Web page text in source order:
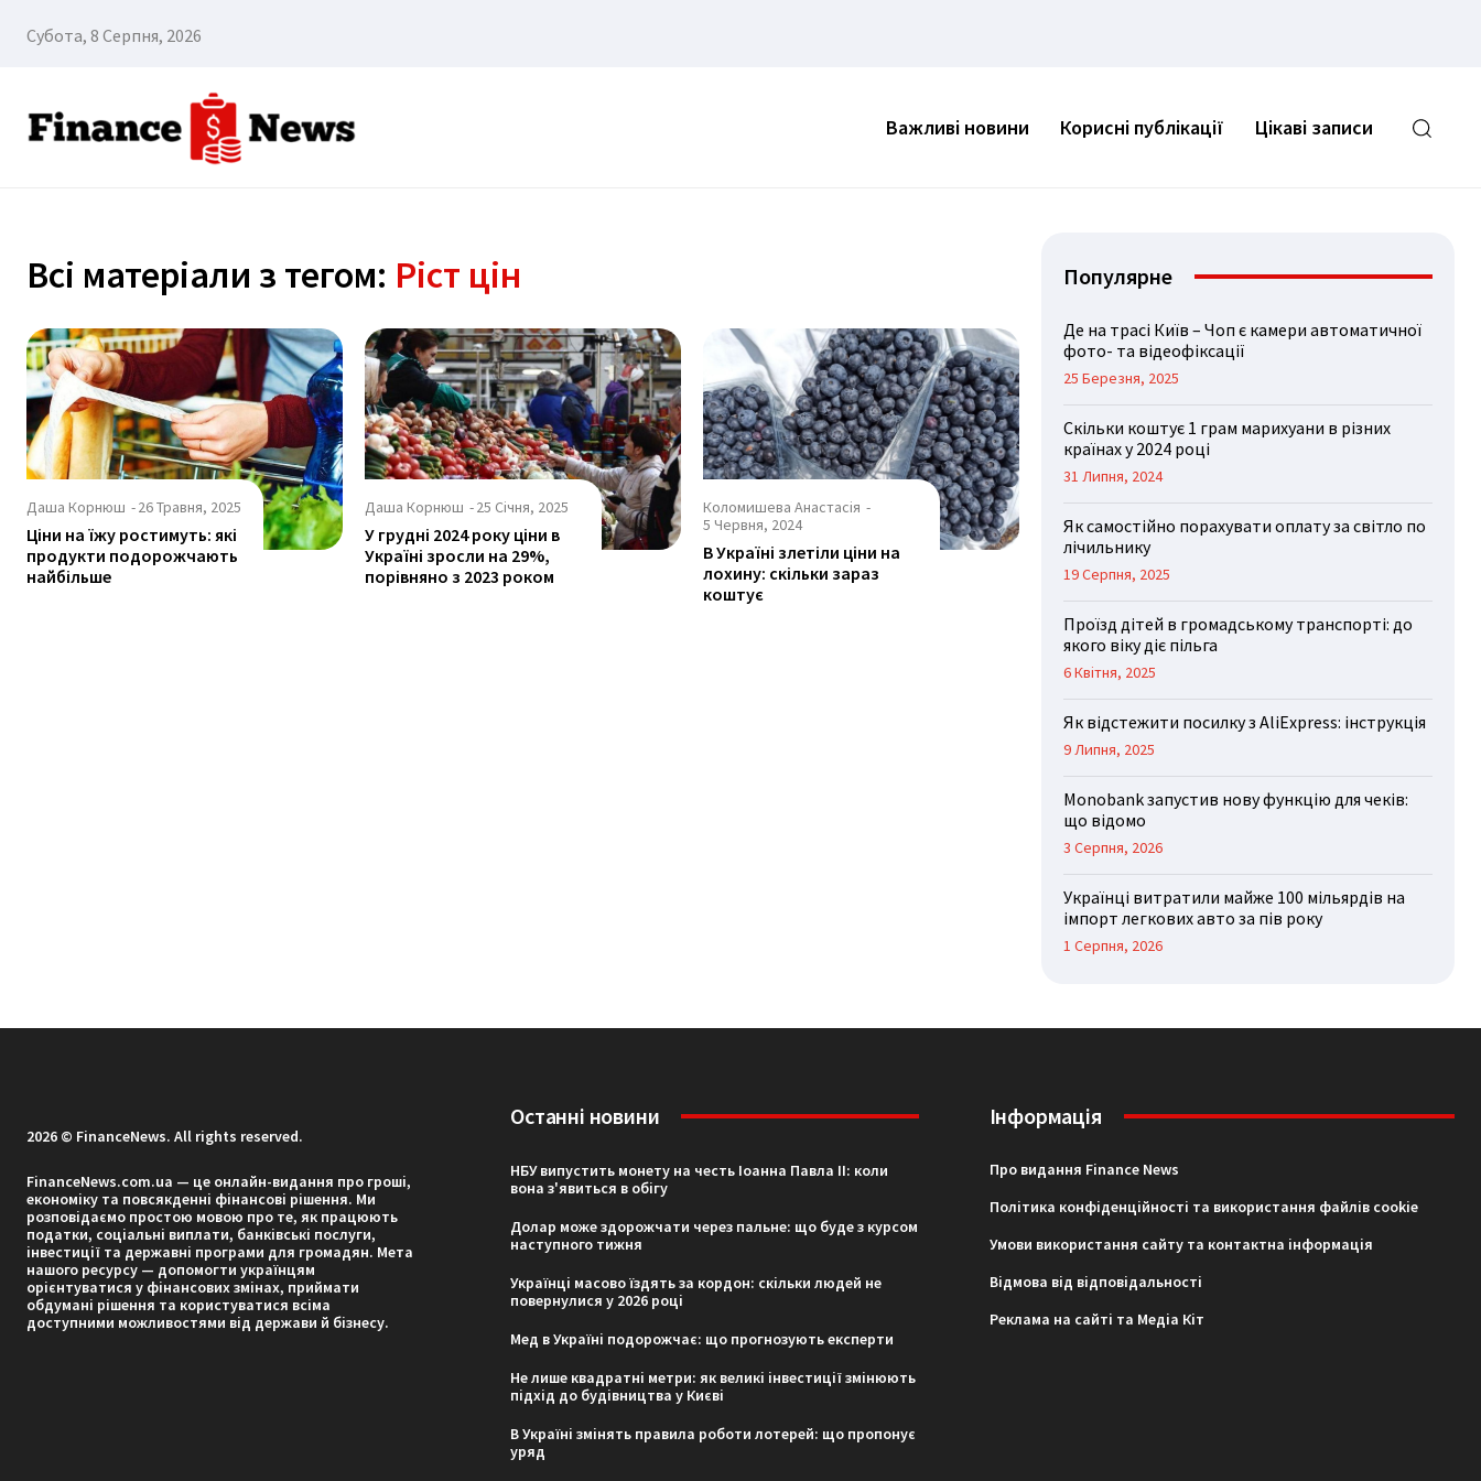
Субота, 8 Серпня, 2026
Важливі новини Корисні публікації Цікаві записи
Всі матеріали з тегом: Ріст цін
Даша Корнюш -26 Травня, 2025
Ціни на їжу ростимуть: які
продукти подорожчають
найбільше
Даша Корнюш -25 Січня, 2025
У грудні 2024 року ціни в
Україні зросли на 29%,
порівняно з 2023 роком
Коломишева Анастасія -
5 Червня, 2024
В Україні злетіли ціни на
лохину: скільки зараз
коштує
Популярне
Де на трасі Київ – Чоп є камери автоматичної
фото- та відеофіксації
25 Березня, 2025
Скільки коштує 1 грам марихуани в різних
країнах у 2024 році
31 Липня, 2024
Як самостійно порахувати оплату за світло по
лічильнику
19 Серпня, 2025
Проїзд дітей в громадському транспорті: до
якого віку діє пільга
6 Квітня, 2025
Як відстежити посилку з AliExpress: інструкція
9 Липня, 2025
Monobank запустив нову функцію для чеків:
що відомо
3 Серпня, 2026
Українці витратили майже 100 мільярдів на
імпорт легкових авто за пів року
1 Серпня, 2026
2026 © FinanceNews. All rights reserved.
FinanceNews.com.ua — це онлайн-видання про гроші,
економіку та повсякденні фінансові рішення. Ми
розповідаємо простою мовою про те, як працюють
податки, соціальні виплати, банківські послуги,
інвестиції та державні програми для громадян. Мета
нашого ресурсу — допомогти українцям
орієнтуватися у фінансових змінах, приймати
обдумані рішення та користуватися всіма
доступними можливостями від держави й бізнесу.
Останні новини
НБУ випустить монету на честь Іоанна Павла II: коли
вона з'явиться в обігу
Долар може здорожчати через пальне: що буде з курсом
наступного тижня
Українці масово їздять за кордон: скільки людей не
повернулися у 2026 році
Мед в Україні подорожчає: що прогнозують експерти
Не лише квадратні метри: як великі інвестиції змінюють
підхід до будівництва у Києві
В Україні змінять правила роботи лотерей: що пропонує
уряд
Інформація
Про видання Finance News
Політика конфіденційності та використання файлів cookie
Умови використання сайту та контактна інформація
Відмова від відповідальності
Реклама на сайті та Медіа Кіт